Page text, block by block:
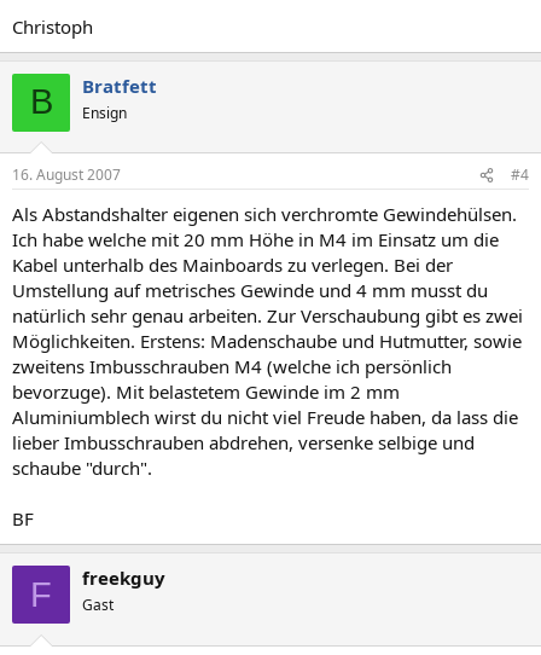
Christoph
B Bratfett
Ensign
16. August 2007 #4
Als Abstandshalter eigenen sich verchromte Gewindehülsen.
Ich habe welche mit 20 mm Höhe in M4 im Einsatz um die
Kabel unterhalb des Mainboards zu verlegen. Bei der
Umstellung auf metrisches Gewinde und 4 mm musst du
natürlich sehr genau arbeiten. Zur Verschaubung gibt es zwei
Möglichkeiten. Erstens: Madenschaube und Hutmutter, sowie
zweitens Imbusschrauben M4 (welche ich persönlich
bevorzuge). Mit belastetem Gewinde im 2 mm
Aluminiumblech wirst du nicht viel Freude haben, da lass die
lieber Imbusschrauben abdrehen, versenke selbige und
schaube "durch".
BF
F freekguy
Gast